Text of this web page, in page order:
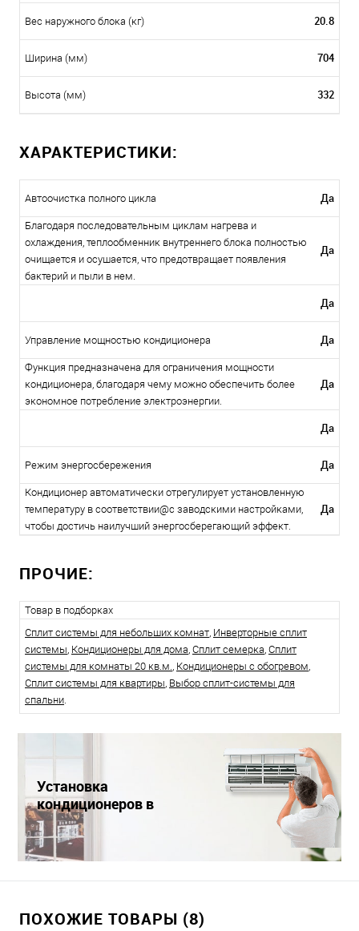
Вес наружного блока (кг) 20.8
Ширина (мм) 704
Высота (мм) 332
ХАРАКТЕРИСТИКИ:
Автоочистка полного цикла Да
Благодаря последовательным циклам нагрева и
охлаждения, теплообменник внутреннего блока полностью
очищается и осушается, что предотвращает появления
бактерий и пыли в нем.
Да
Да
Управление мощностью кондиционера Да
Функция предназначена для ограничения мощности
кондиционера, благодаря чему можно обеспечить более
экономное потребление электроэнергии.
Да
Да
Режим энергосбережения Да
Кондиционер автоматически отрегулирует установленную
температуру в соответствии@с заводскими настройками,
чтобы достичь наилучший энергосберегающий эффект.
Да
ПРОЧИЕ:
Товар в подборках
Сплит системы для небольших комнат, Инверторные сплит
системы, Кондиционеры для дома, Сплит семерка, Сплит
системы для комнаты 20 кв.м., Кондиционеры с обогревом,
Сплит системы для квартиры, Выбор сплит-системы для
спальни.
Установка
кондиционеров в
Краснодаре
ПОХОЖИЕ ТОВАРЫ (8)